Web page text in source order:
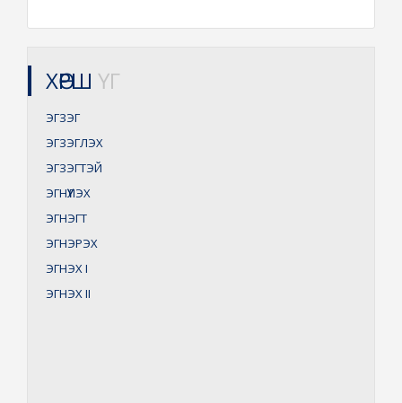
ХӨРШ ҮГ
ЭГЗЭГ
ЭГЗЭГЛЭХ
ЭГЗЭГТЭЙ
ЭГНҮҮЛЭХ
ЭГНЭГТ
ЭГНЭРЭХ
ЭГНЭХI
ЭГНЭХII